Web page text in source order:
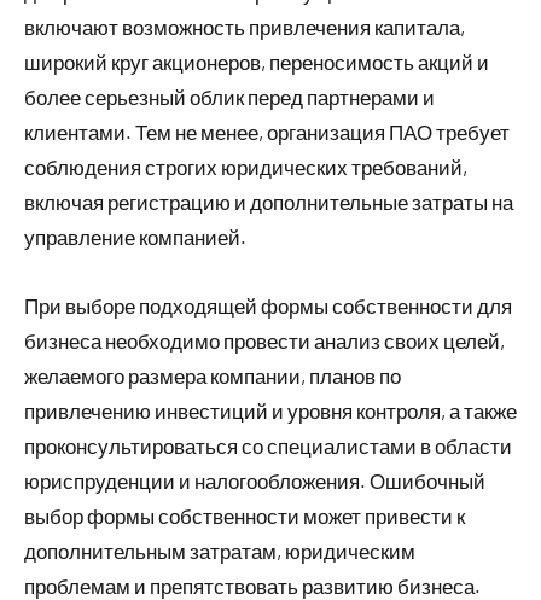
включают возможность привлечения капитала,
широкий круг акционеров, переносимость акций и
более серьезный облик перед партнерами и
клиентами. Тем не менее, организация ПАО требует
соблюдения строгих юридических требований,
включая регистрацию и дополнительные затраты на
управление компанией.
При выборе подходящей формы собственности для
бизнеса необходимо провести анализ своих целей,
желаемого размера компании, планов по
привлечению инвестиций и уровня контроля, а также
проконсультироваться со специалистами в области
юриспруденции и налогообложения. Ошибочный
выбор формы собственности может привести к
дополнительным затратам, юридическим
проблемам и препятствовать развитию бизнеса.